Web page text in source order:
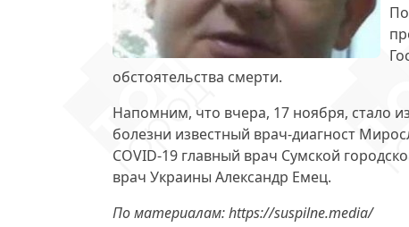
обстоятельства смерти.
Напомним, что вчера, 17 ноября, стало
болезни известный врач-диагност
COVID-19 главный врач Сумской
врач Украины Александр Емец.
По материалам: https://suspilne.media/